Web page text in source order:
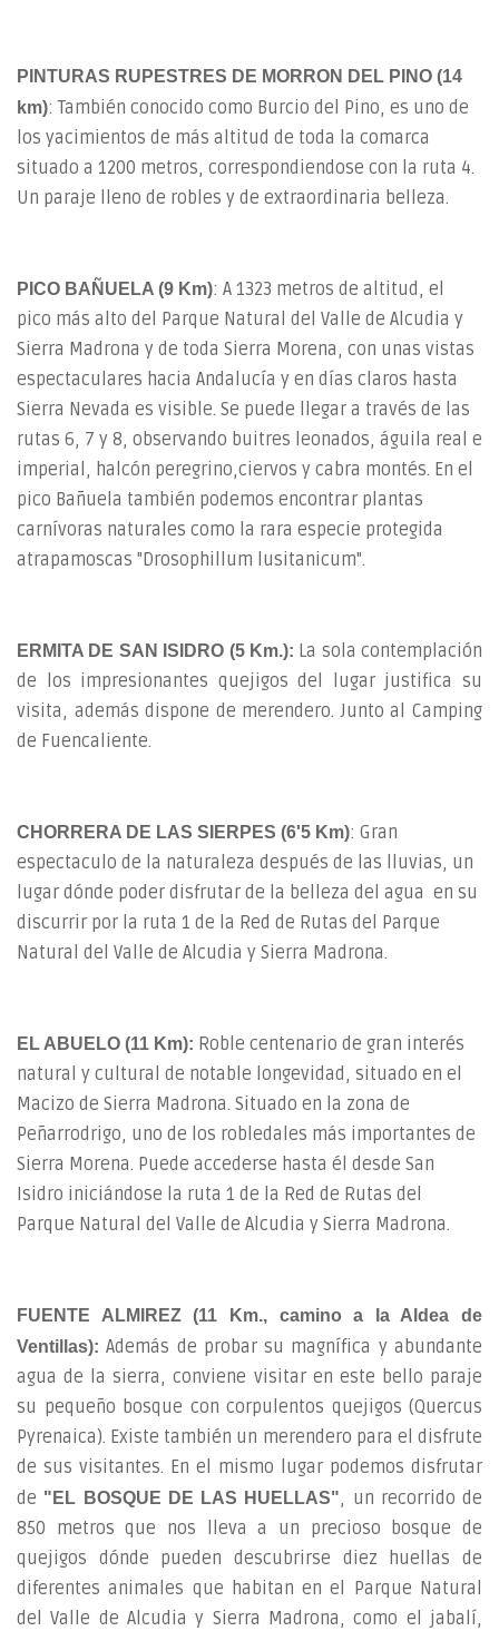
PINTURAS RUPESTRES DE MORRON DEL PINO (14
km): También conocido como Burcio del Pino, es uno de
los yacimientos de más altitud de toda la comarca
situado a 1200 metros, correspondiendose con la ruta 4.
Un paraje lleno de robles y de extraordinaria belleza.
PICO BAÑUELA (9 Km): A 1323 metros de altitud, el
pico más alto del Parque Natural del Valle de Alcudia y
Sierra Madrona y de toda Sierra Morena, con unas vistas
espectaculares hacia Andalucía y en días claros hasta
Sierra Nevada es visible. Se puede llegar a través de las
rutas 6, 7 y 8, observando buitres leonados, águila real e
imperial, halcón peregrino,ciervos y cabra montés. En el
pico Bañuela también podemos encontrar plantas
carnívoras naturales como la rara especie protegida
atrapamoscas "Drosophillum lusitanicum".
ERMITA DE SAN ISIDRO (5 Km.): La sola contemplación
de los impresionantes quejigos del lugar justifica su
visita, además dispone de merendero. Junto al Camping
de Fuencaliente.
CHORRERA DE LAS SIERPES (6'5 Km): Gran
espectaculo de la naturaleza después de las lluvias, un
lugar dónde poder disfrutar de la belleza del agua en su
discurrir por la ruta 1 de la Red de Rutas del Parque
Natural del Valle de Alcudia y Sierra Madrona.
EL ABUELO (11 Km): Roble centenario de gran interés
natural y cultural de notable longevidad, situado en el
Macizo de Sierra Madrona. Situado en la zona de
Peñarrodrigo, uno de los robledales más importantes de
Sierra Morena. Puede accederse hasta él desde San
Isidro iniciándose la ruta 1 de la Red de Rutas del
Parque Natural del Valle de Alcudia y Sierra Madrona.
FUENTE ALMIREZ (11 Km., camino a la Aldea de
Ventillas): Además de probar su magnífica y abundante
agua de la sierra, conviene visitar en este bello paraje
su pequeño bosque con corpulentos quejigos (Quercus
Pyrenaica). Existe también un merendero para el disfrute
de sus visitantes. En el mismo lugar podemos disfrutar
de "EL BOSQUE DE LAS HUELLAS", un recorrido de
850 metros que nos lleva a un precioso bosque de
quejigos dónde pueden descubrirse diez huellas de
diferentes animales que habitan en el Parque Natural
del Valle de Alcudia y Sierra Madrona, como el jabalí,